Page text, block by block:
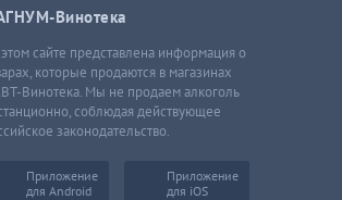
Винотека
сайте представлена информация о
которые продаются в магазинах
Винотека. Мы не продаем алкоголь
соблюдая действующее
законодательство.
Приложение
для Android
Приложение
для iOS